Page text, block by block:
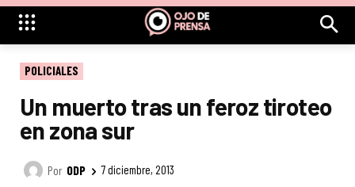
POLICIALES
Un muerto tras un feroz tiroteo
en zona sur
Por ODP 7 diciembre, 2013